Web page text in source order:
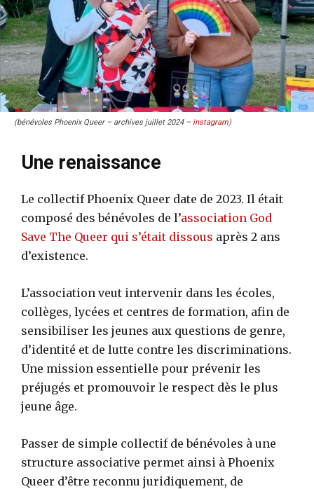
(bénévoles Phoenix Queer – archives juillet 2024 – instagram)
Une renaissance
Le collectif Phoenix Queer date de 2023. Il était
composé des bénévoles de l’association God
Save The Queer qui s’était dissous après 2 ans
d’existence.
L’association veut intervenir dans les écoles,
collèges, lycées et centres de formation, afin de
sensibiliser les jeunes aux questions de genre,
d’identité et de lutte contre les discriminations.
Une mission essentielle pour prévenir les
préjugés et promouvoir le respect dès le plus
jeune âge.
Passer de simple collectif de bénévoles à une
structure associative permet ainsi à Phoenix
Queer d’être reconnu juridiquement, de